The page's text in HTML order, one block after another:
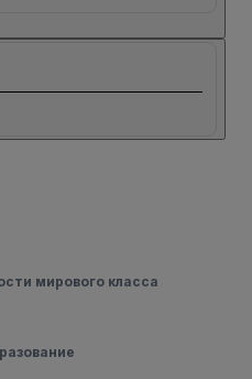
мирового класса